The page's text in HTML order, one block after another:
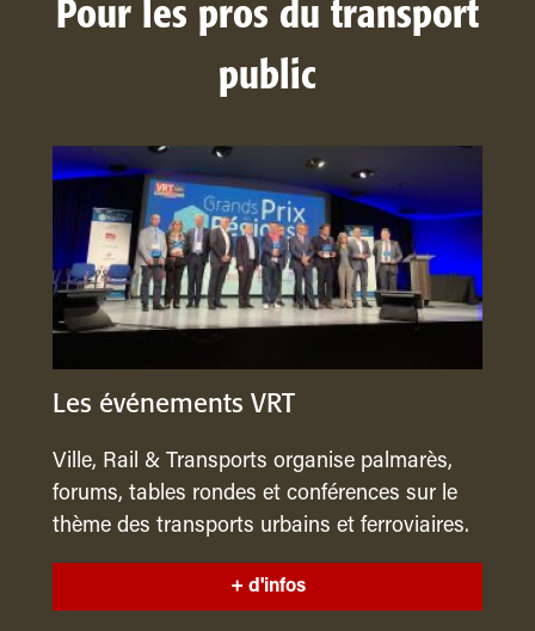
Pour les pros du transport
public
Les événements VRT
Ville, Rail & Transports organise palmarès,
forums, tables rondes et conférences sur le
thème des transports urbains et ferroviaires.
+ d'infos